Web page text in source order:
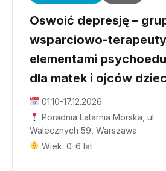
Oswoić depresję –
wsparciowo-
elementami
dla matek i ojców
01.10-17.12.2026
Poradnia Latarnia Morska, ul.
Walecznych 59, Warszawa
Wiek: 0-6 lat